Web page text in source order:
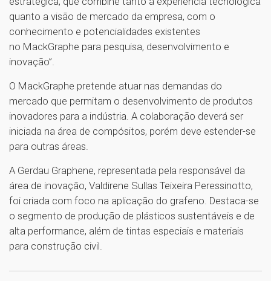
quanto a visão de mercado da empresa, com o
conhecimento e potencialidades existentes
no MackGraphe para pesquisa, desenvolvimento e
inovação”.
O MackGraphe pretende atuar nas demandas do
mercado que permitam o desenvolvimento de produtos
inovadores para a indústria. A colaboração deverá ser
iniciada na área de compósitos, porém deve estender-se
para outras áreas.
A Gerdau Graphene, representada pela responsável da
área de inovação, Valdirene Sullas Teixeira Peressinotto,
foi criada com foco na aplicação do grafeno. Destaca-se
o segmento de produção de plásticos sustentáveis e de
alta performance, além de tintas especiais e materiais
para construção civil.